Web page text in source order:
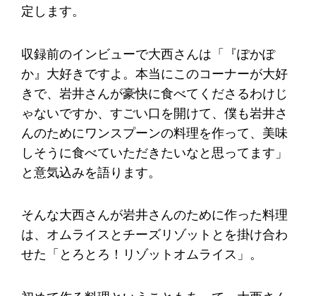
定します。
収録前のインビューで大西さんは「『ぽかぽ
か』大好きですよ。本当にこのコーナーが大好
きで、岩井さんが豪快に食べてくださるわけじ
ゃないですか、すごい口を開けて、僕も岩井さ
んのためにワンスプーンの料理を作って、美味
しそうに食べていただきたいなと思ってます」
と意気込みを語ります。
そんな大西さんが岩井さんのために作った料理
は、オムライスとチーズリゾットとを掛け合わ
せた「とろとろ！リゾットオムライス」。